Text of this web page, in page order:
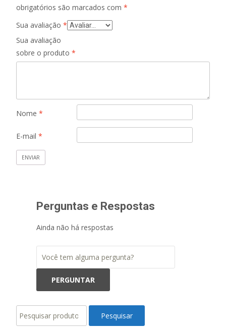
obrigatórios são marcados com *
Sua avaliação *
Sua avaliação
sobre o produto *
Nome *
E-mail *
Perguntas e Respostas
Ainda não há respostas
por:
Pesquisar